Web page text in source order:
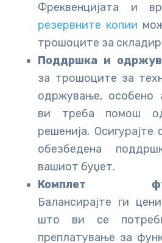
Фреквенцијата и
резервните копии
трошоците за
Поддршка и
за трошоците за
одржување, особено
ви треба помош
решенија.
обезбедена
вашиот буџет.
Комплет
Балансирајте ги
што ви се
преплатување за